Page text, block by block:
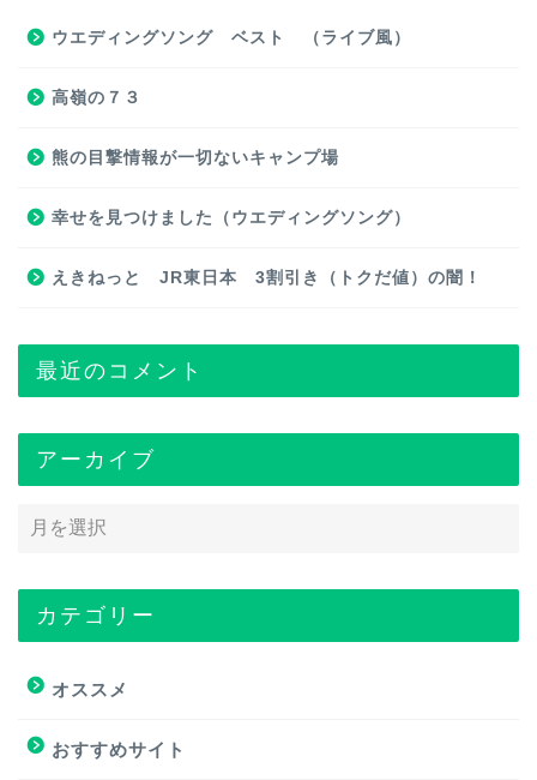
ウエディングソング ベスト （ライブ風）
高嶺の７３
熊の目撃情報が一切ないキャンプ場
幸せを見つけました（ウエディングソング）
えきねっと JR東日本 3割引き（トクだ値）の闇！
最近のコメント
アーカイブ
カテゴリー
オススメ
おすすめサイト